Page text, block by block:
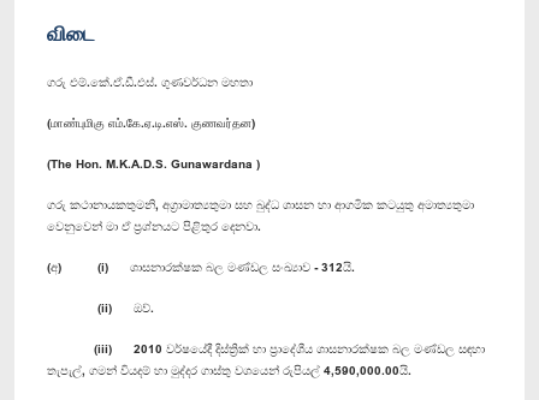
விடை
ගරු එම්.කේ.ඒ.ඩී.එස්. ගුණවර්ධන මහතා
(மாண்புமிகு எம்.கே.ஏ.டி.எஸ். குணவர்தன)
(The Hon. M.K.A.D.S. Gunawardana )
ගරු කථානායකතුමනි, අග්‍රාමාත්‍යතුමා සහ බුද්ධ ශාසන හා ආගමික කටයුතු අමාත්‍යතුමා
වෙනුවෙන් මා ඒ ප්‍රශ්නයට පිළිතුර දෙනවා.
(අ) (i) ශාසනාරක්ෂක බල මණ්ඩල සංඛ්‍යාව - 312යි.
(ii) ඔව්.
(iii) 2010 වර්ෂයේදී දිස්ත්‍රික් හා ප්‍රාදේශීය ශාසනාරක්ෂක බල මණ්ඩල සඳහා
තැපැල්, ගමන් වියදම් හා මුද්දර ගාස්තු වශයෙන් රුපියල් 4,590,000.00යි.